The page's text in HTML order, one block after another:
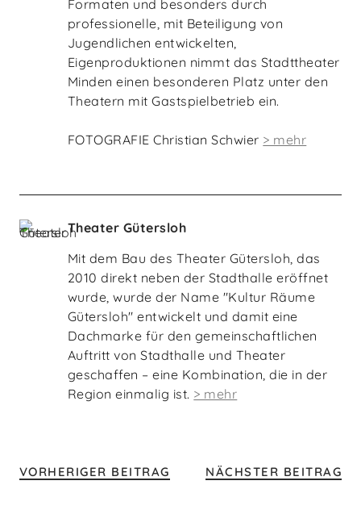
Formaten und besonders durch
professionelle, mit Beteiligung von
Jugendlichen entwickelten,
Eigenproduktionen nimmt das Stadttheater
Minden einen besonderen Platz unter den
Theatern mit Gastspielbetrieb ein.
FOTOGRAFIE Christian Schwier > mehr
Theater Gütersloh
Mit dem Bau des Theater Gütersloh, das
2010 direkt neben der Stadthalle eröffnet
wurde, wurde der Name "Kultur Räume
Gütersloh" entwickelt und damit eine
Dachmarke für den gemeinschaftlichen
Auftritt von Stadthalle und Theater
geschaffen – eine Kombination, die in der
Region einmalig ist. > mehr
VORHERIGER BEITRAG NÄCHSTER BEITRAG